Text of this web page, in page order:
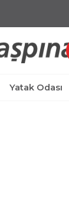
Yatak Odası